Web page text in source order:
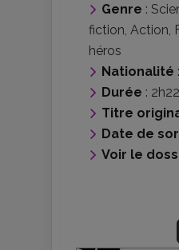
Genre :
fiction Action
héros
Nationalité :
Durée :
Titre
Date de
Voir le